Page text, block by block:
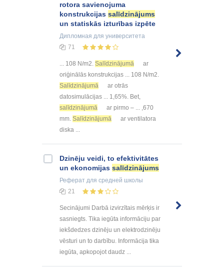
rotora savienojuma
konstrukcijas salīdzinājums
un statiskās izturības izpēte
Дипломная для университета
71
... 108 N/m2. Salīdzinājumā
ar
oriģinālās konstrukcijas ... 108 N/m2.
Salīdzinājumā
ar otrās
datosimulācijas ... 1,65%. Bet,
salīdzinājumā
ar pirmo – ... ,670
mm. Salīdzinājumā
ar ventilatora
diska ...
Dzinēju veidi, to efektivitātes
un ekonomijas salīdzinājums
Реферат для средней школы
21
Secinājumi Darbā izvirzītais mērķis ir
sasniegts. Tika iegūta informāciju par
iekšdedzes dzinēju un elektrodzinēju
vēsturi un to darbību. Informācija tika
iegūta, apkopojot daudz ...